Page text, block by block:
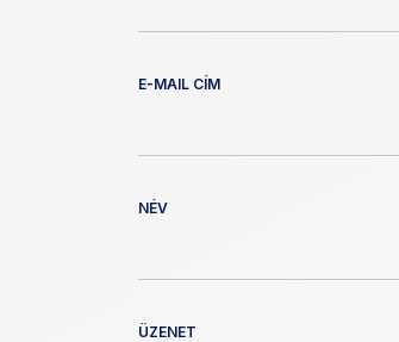
E-MAIL CÍM
NÉV
ÜZENET